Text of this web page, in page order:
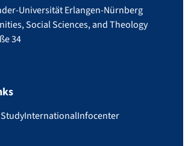
Universität Erlangen-Nürnberg
Social Sciences, and Theology
34
StudyInternationalInfocenter